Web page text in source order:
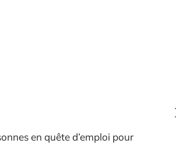
en quête d’emploi pour